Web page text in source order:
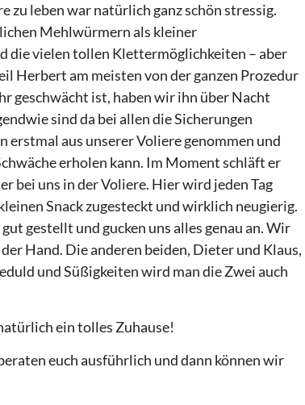
zu leben war natürlich ganz schön stressig.
Mehlwürmern als kleiner
die vielen tollen Klettermöglichkeiten – aber
Herbert am meisten von der ganzen Prozedur
geschwächt ist, haben wir ihn über Nacht
sind da bei allen die Sicherungen
aus unserer Voliere genommen und
erholen kann. Im Moment schläft er
bei uns in der Voliere. Hier wird jeden Tag
Snack zugesteckt und wirklich neugierig.
gestellt und gucken uns alles genau an. Wir
Hand. Die anderen beiden, Dieter und Klaus,
und Süßigkeiten wird man die Zwei auch
ein tolles Zuhause!
euch ausführlich und dann können wir